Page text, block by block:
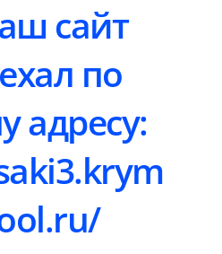
сайт
по
адресу: